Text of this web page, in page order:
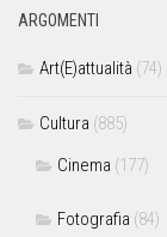
ARGOMENTI
Art(E)attualità (74)
Cultura (885)
Cinema (177)
Fotografia (84)